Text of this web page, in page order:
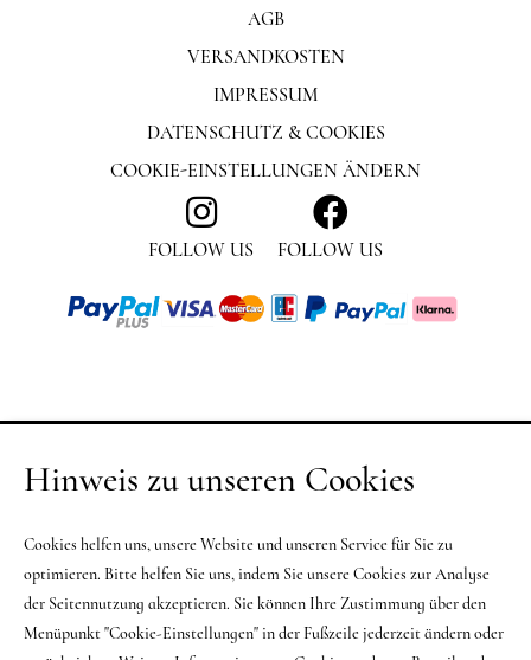
FOLLOW US FOLLOW US
AGB
VERSANDKOSTEN
IMPRESSUM
DATENSCHUTZ & COOKIES
COOKIE-EINSTELLUNGEN ÄNDERN
Hinweis zu unseren Cookies
Cookies helfen uns, unsere Website und unseren Service für Sie zu
optimieren. Bitte helfen Sie uns, indem Sie unsere Cookies zur Analyse
der Seitennutzung akzeptieren. Sie können Ihre Zustimmung über den
Menüpunkt "Cookie-Einstellungen" in der Fußzeile jederzeit ändern oder